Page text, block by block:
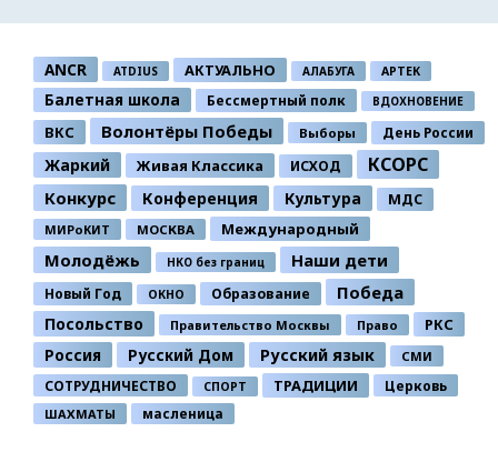
ANCR ATDIUS АКТУАЛЬНО АЛАБУГА АРТЕК
Балетная школа Бессмертный полк ВДОХНОВЕНИЕ
ВКС Волонтёры Победы Выборы День России
Жаркий Живая Классика ИСХОД КСОРС
Конкурс Конференция Культура МДС
МИРоКИТ МОСКВА Международный
Молодёжь НКО без границ Наши дети
Новый Год ОКНО Образование Победа
Посольство Правительство Москвы Право РКС
Россия Русский Дом Русский язык СМИ
СОТРУДНИЧЕСТВО СПОРТ ТРАДИЦИИ Церковь
ШАХМАТЫ масленица